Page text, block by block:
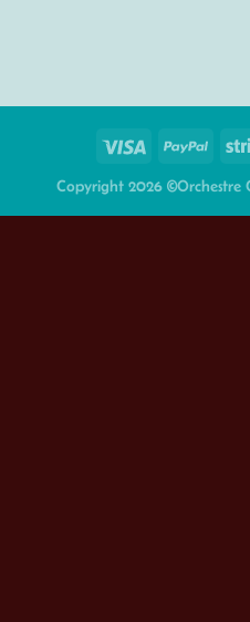
Copyright 2026 ©Orchestre